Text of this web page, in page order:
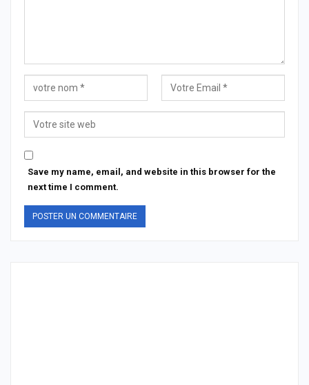
Save my name, email, and website in this browser for the
next time I comment.